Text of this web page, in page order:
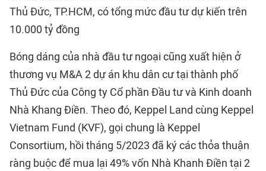
Thủ Đức, TP.HCM, có tổng mức đầu tư dự kiến trên
10.000 tỷ đồng
Bóng dáng của nhà đầu tư ngoại cũng xuất hiện ở
thương vụ M&A 2 dự án khu dân cư tại thành phố
Thủ Đức của Công ty Cổ phần Đầu tư và Kinh doanh
Nhà Khang Điền. Theo đó, Keppel Land cùng Keppel
Vietnam Fund (KVF), gọi chung là Keppel
Consortium, hồi tháng 5/2023 đã ký các thỏa thuận
ràng buộc để mua lại 49% vốn Nhà Khanh Điền tại 2